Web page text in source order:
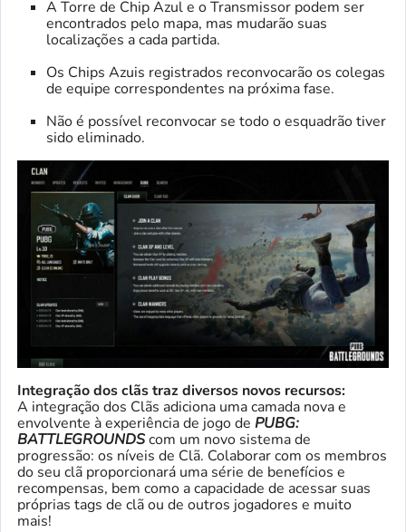
A Torre de Chip Azul e o Transmissor podem ser
encontrados pelo mapa, mas mudarão suas
localizações a cada partida.
Os Chips Azuis registrados reconvocarão os colegas
de equipe correspondentes na próxima fase.
Não é possível reconvocar se todo o esquadrão tiver
sido eliminado.
Integração dos clãs traz diversos novos recursos:
A integração dos Clãs adiciona uma camada nova e
envolvente à experiência de jogo de PUBG:
BATTLEGROUNDScom um novo sistema de
progressão: os níveis de Clã. Colaborar com os membros
do seu clã proporcionará uma série de benefícios e
recompensas, bem como a capacidade de acessar suas
próprias tags de clã ou de outros jogadores e muito
mais!